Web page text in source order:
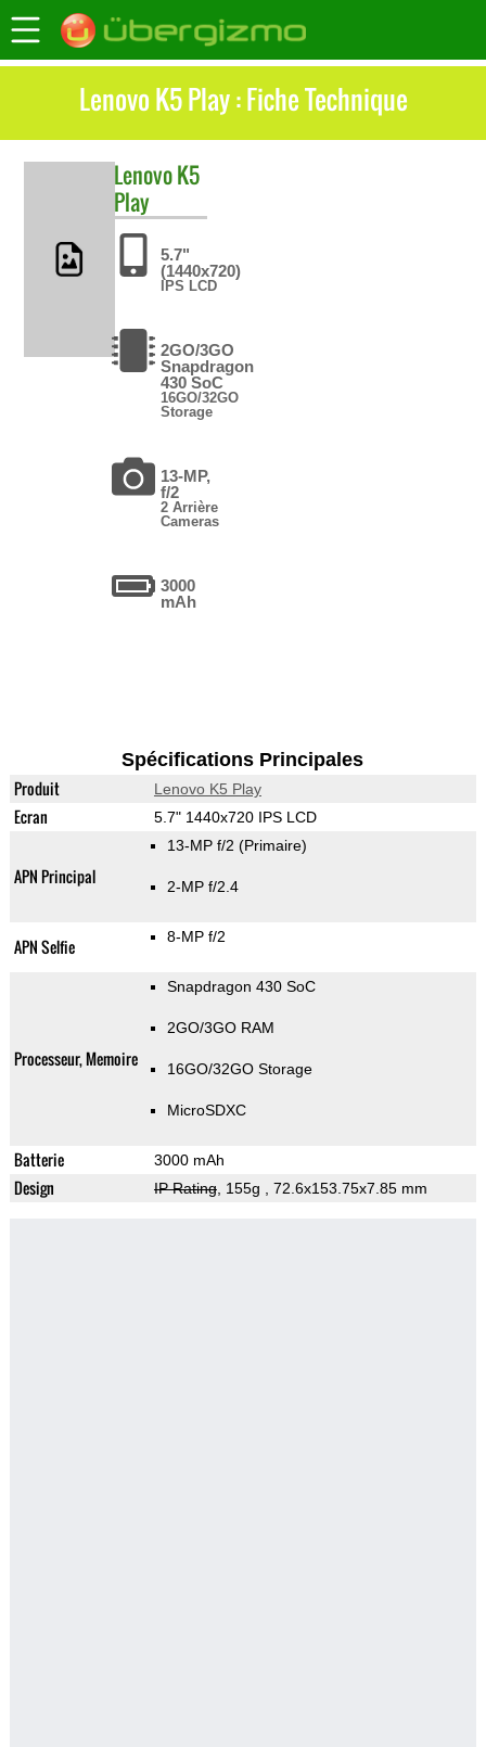
Lenovo K5 Play : Fiche Technique
LenovoK5
Play
5.7"
(1440x720)
IPS LCD
2GO/3GO
Snapdragon
430 SoC
16GO/32GO
Storage
13-MP,
f/2
2 Arrière
Cameras
3000
mAh
Spécifications Principales
Produit Lenovo K5 Play
Ecran 5.7" 1440x720 IPS LCD
APN Principal
13-MP f/2 (Primaire)
2-MP f/2.4
APN Selfie 8-MP f/2
Processeur, Memoire
Snapdragon 430 SoC
2GO/3GO RAM
16GO/32GO Storage
MicroSDXC
Batterie 3000 mAh
Design IP Rating, 155g , 72.6x153.75x7.85 mm